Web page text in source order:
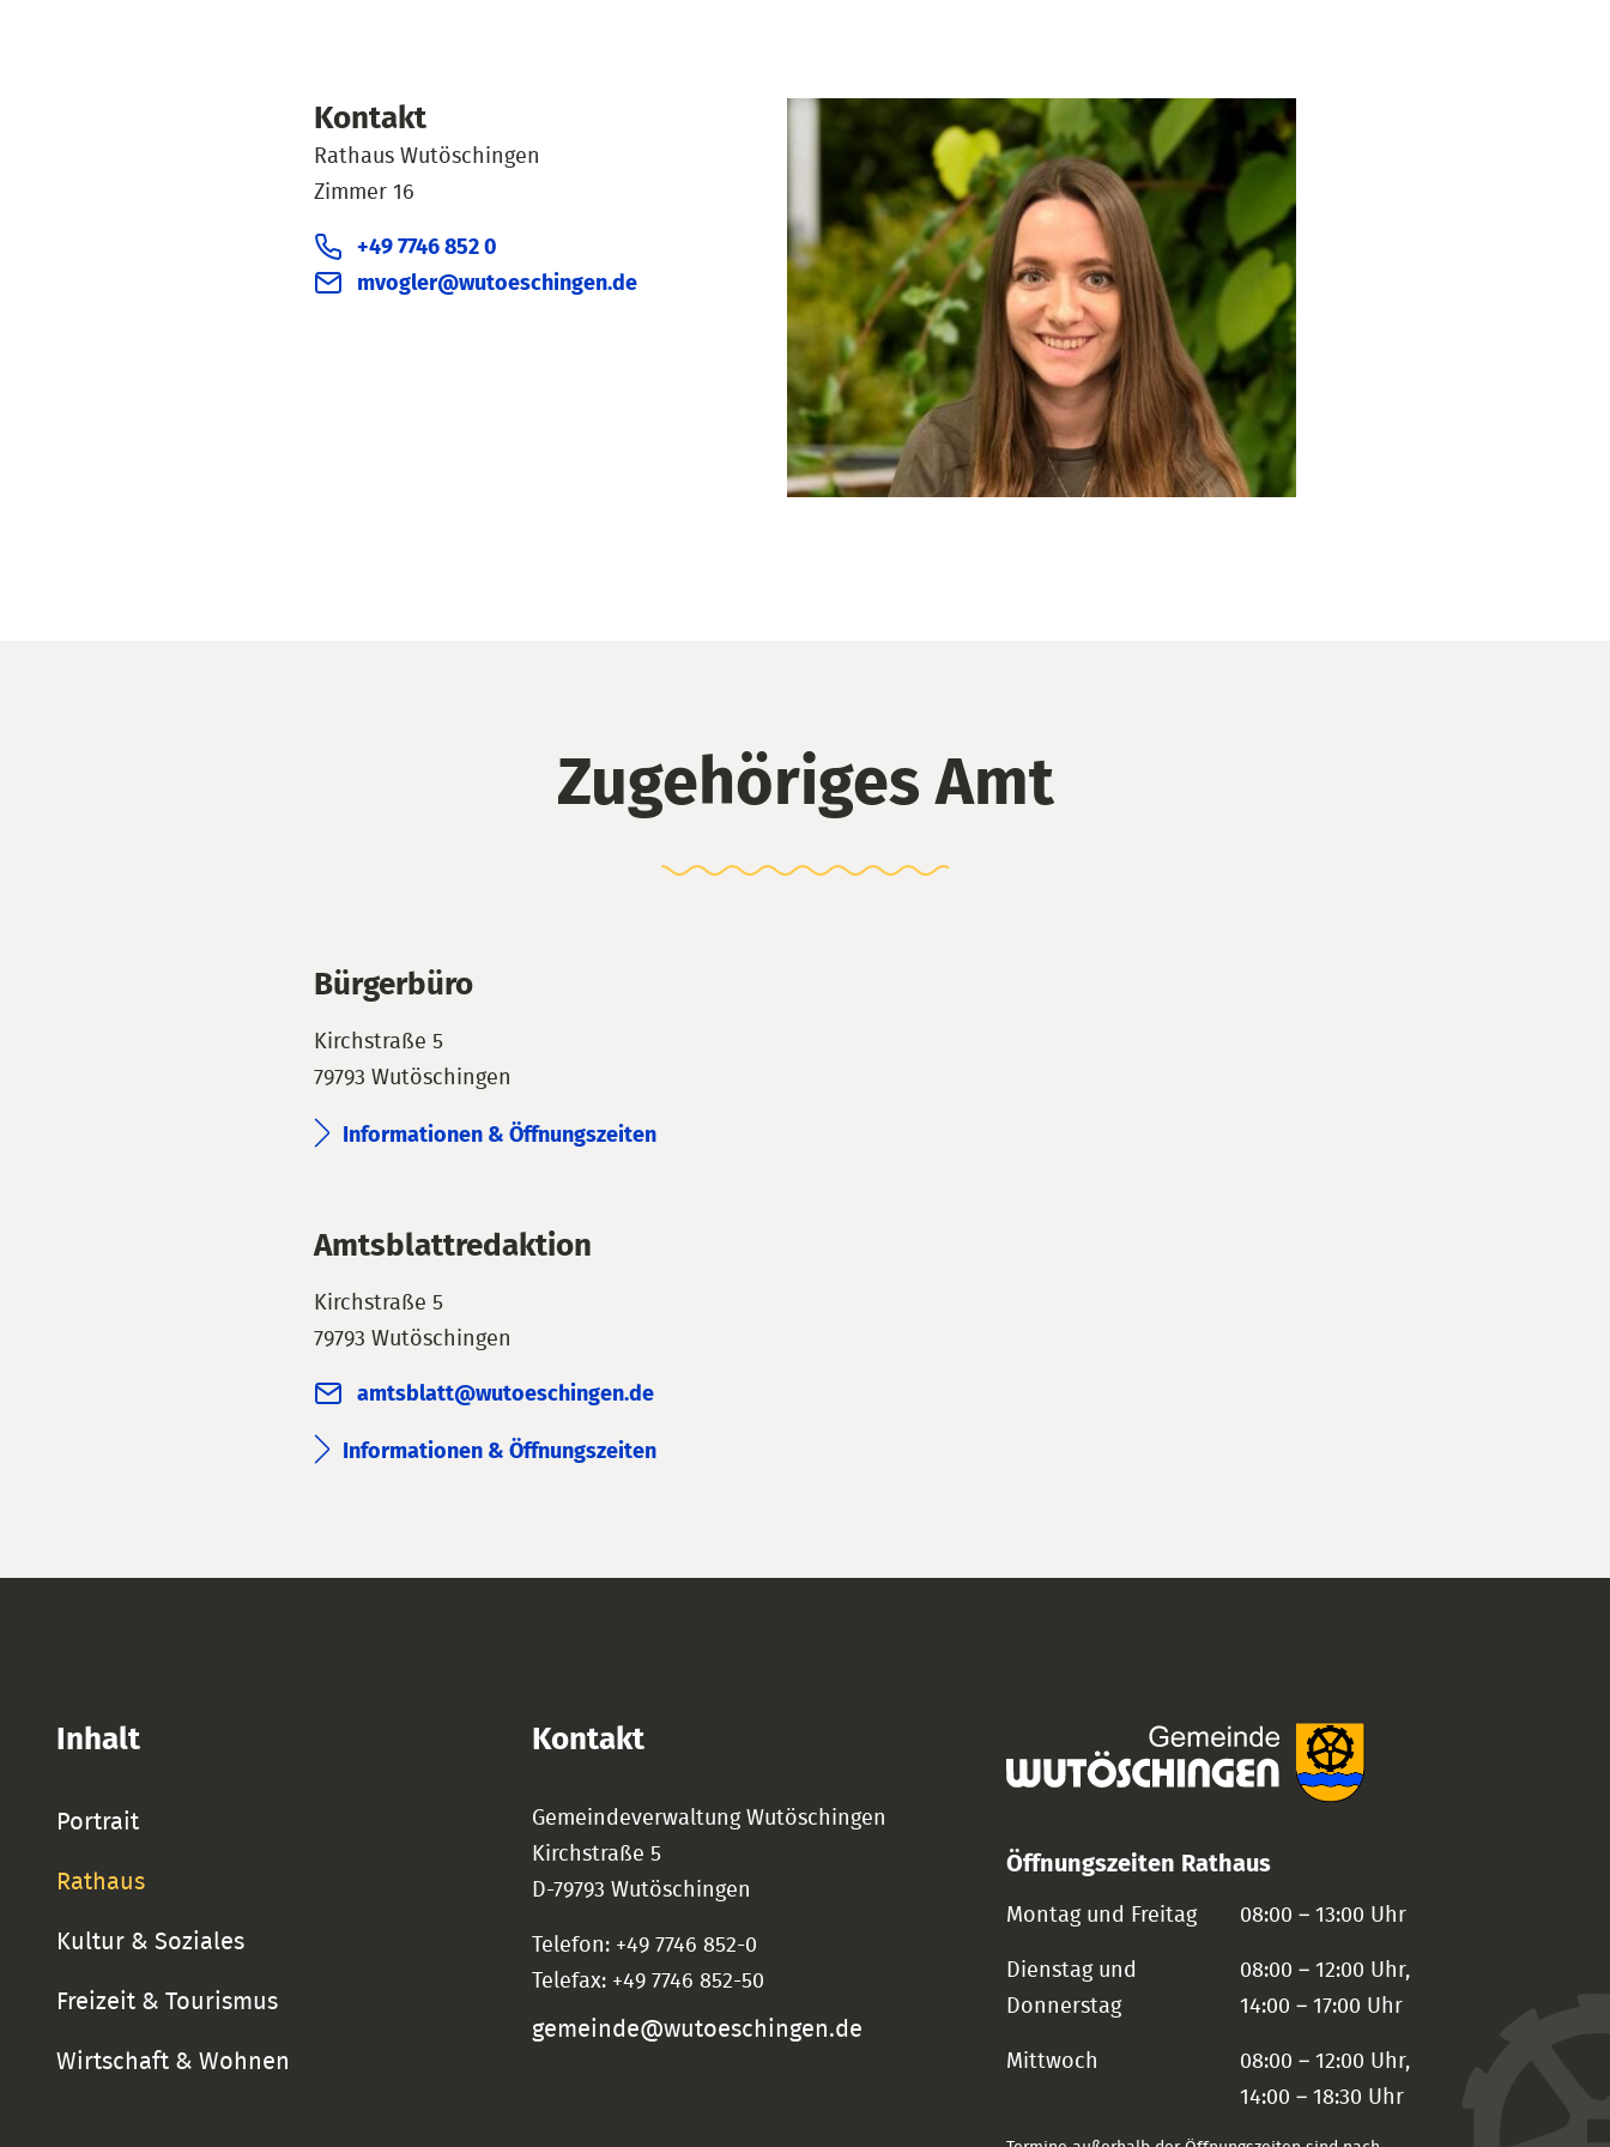
Kontakt
Rathaus Wutöschingen
Zimmer 16
+49 7746 852 0
mvogler@wutoeschingen.de
Zugehöriges Amt
Bürgerbüro
Kirchstraße 5
79793 Wutöschingen
Informationen & Öffnungszeiten
Amtsblattredaktion
Kirchstraße 5
79793 Wutöschingen
amtsblatt@wutoeschingen.de
Informationen & Öffnungszeiten
Inhalt
Portrait
Rathaus
Kultur & Soziales
Freizeit & Tourismus
Wirtschaft & Wohnen
Kontakt
Gemeindeverwaltung Wutöschingen
Kirchstraße 5
D-79793 Wutöschingen
Telefon: +49 7746 852-0
Telefax: +49 7746 852-50
gemeinde@wutoeschingen.de
Öffnungszeiten Rathaus
Montag und Freitag 08:00 – 13:00 Uhr
Dienstag und
Donnerstag
08:00 – 12:00 Uhr,
14:00 – 17:00 Uhr
Mittwoch
08:00 – 12:00 Uhr,
14:00 – 18:30 Uhr